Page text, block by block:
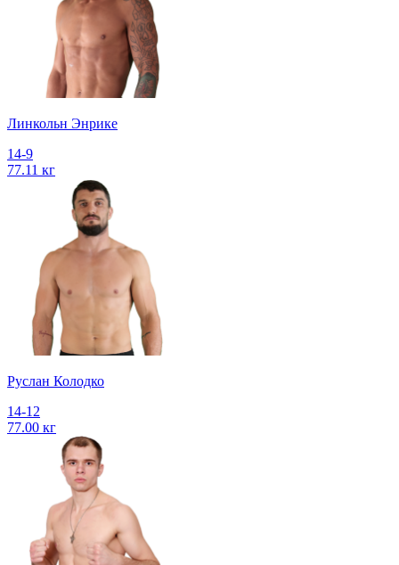
Линкольн Энрике
14-9
77.11 кг
Руслан Колодко
14-12
77.00 кг